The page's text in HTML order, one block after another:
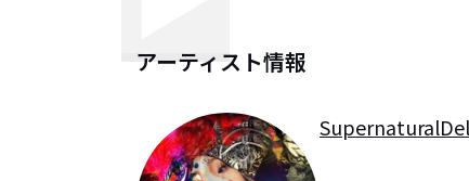
アーティスト情報